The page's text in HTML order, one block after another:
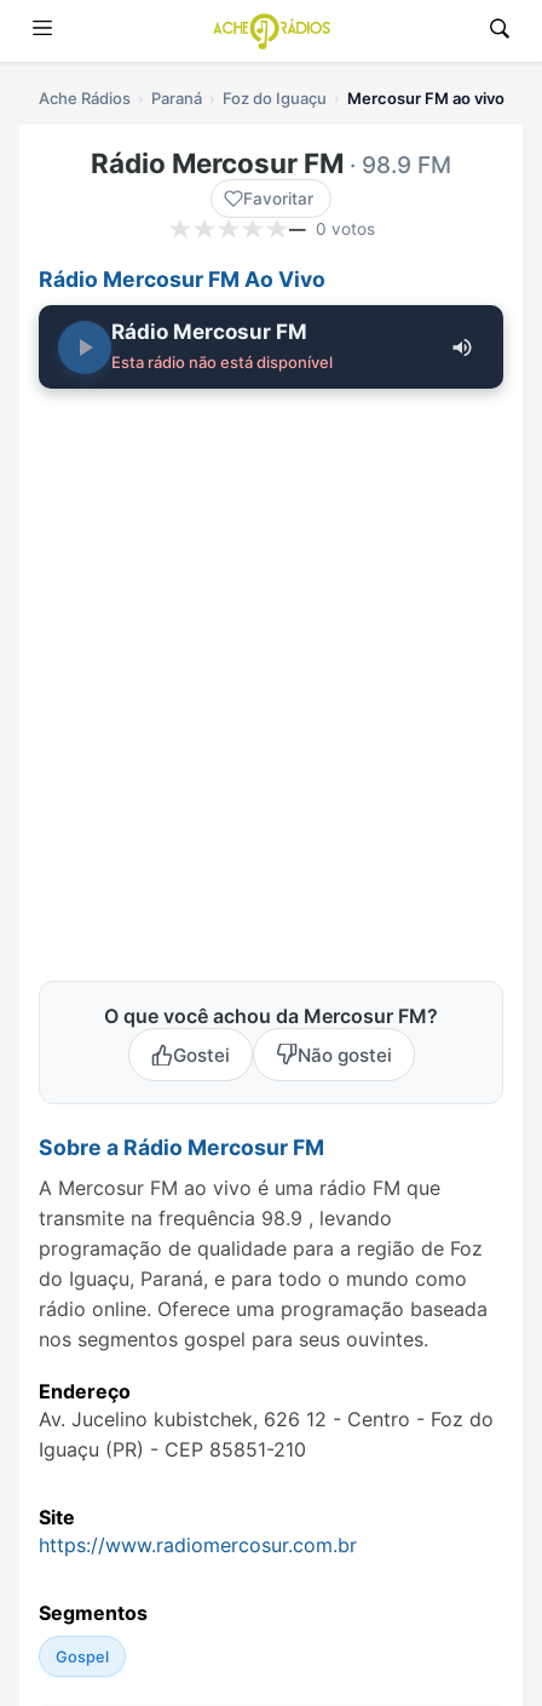
Ache Rádios Paraná Foz do Iguaçu Mercosur FM ao vivo
Rádio Mercosur FM · 98.9 FM
Favoritar
— 0 votos
Rádio Mercosur FM Ao Vivo
Rádio Mercosur FM
Esta rádio não está disponível
O que você achou da Mercosur FM?
Gostei Não gostei
Sobre a Rádio Mercosur FM
A Mercosur FM ao vivo é uma rádio FM que
transmite na frequência 98.9 , levando
programação de qualidade para a região de Foz
do Iguaçu, Paraná, e para todo o mundo como
rádio online. Oferece uma programação baseada
nos segmentos gospel para seus ouvintes.
Endereço
Av. Jucelino kubistchek, 626 12 - Centro - Foz do
Iguaçu (PR) - CEP 85851-210
Site
https://www.radiomercosur.com.br
Segmentos
Gospel